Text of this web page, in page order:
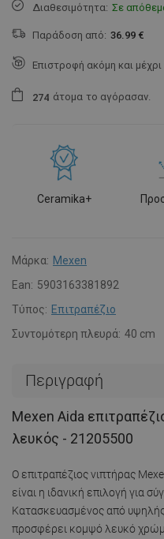
Διαθεσιμότητα: Σε
Παράδοση από: 36.99 €
Επιστροφή ακόμη και
274 άτομα το αγόρασαν.
Ceramika+
Μάρκα: Mexen
Ean: 5903163381892
Τύπος: Επιτραπέζιο
Συντομότερη πλευρά: 40 cm
Περιγραφή
Mexen Aida
λευκός - 21205500
Ο επιτραπέζιος νιπτήρας
είναι η ιδανική επιλογή για
Κατασκευασμένος από υψηλής
προσφέρει κομψό λευκό